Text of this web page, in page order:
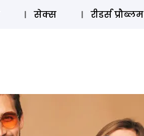
सेक्स रीडर्स प्रौब्लम